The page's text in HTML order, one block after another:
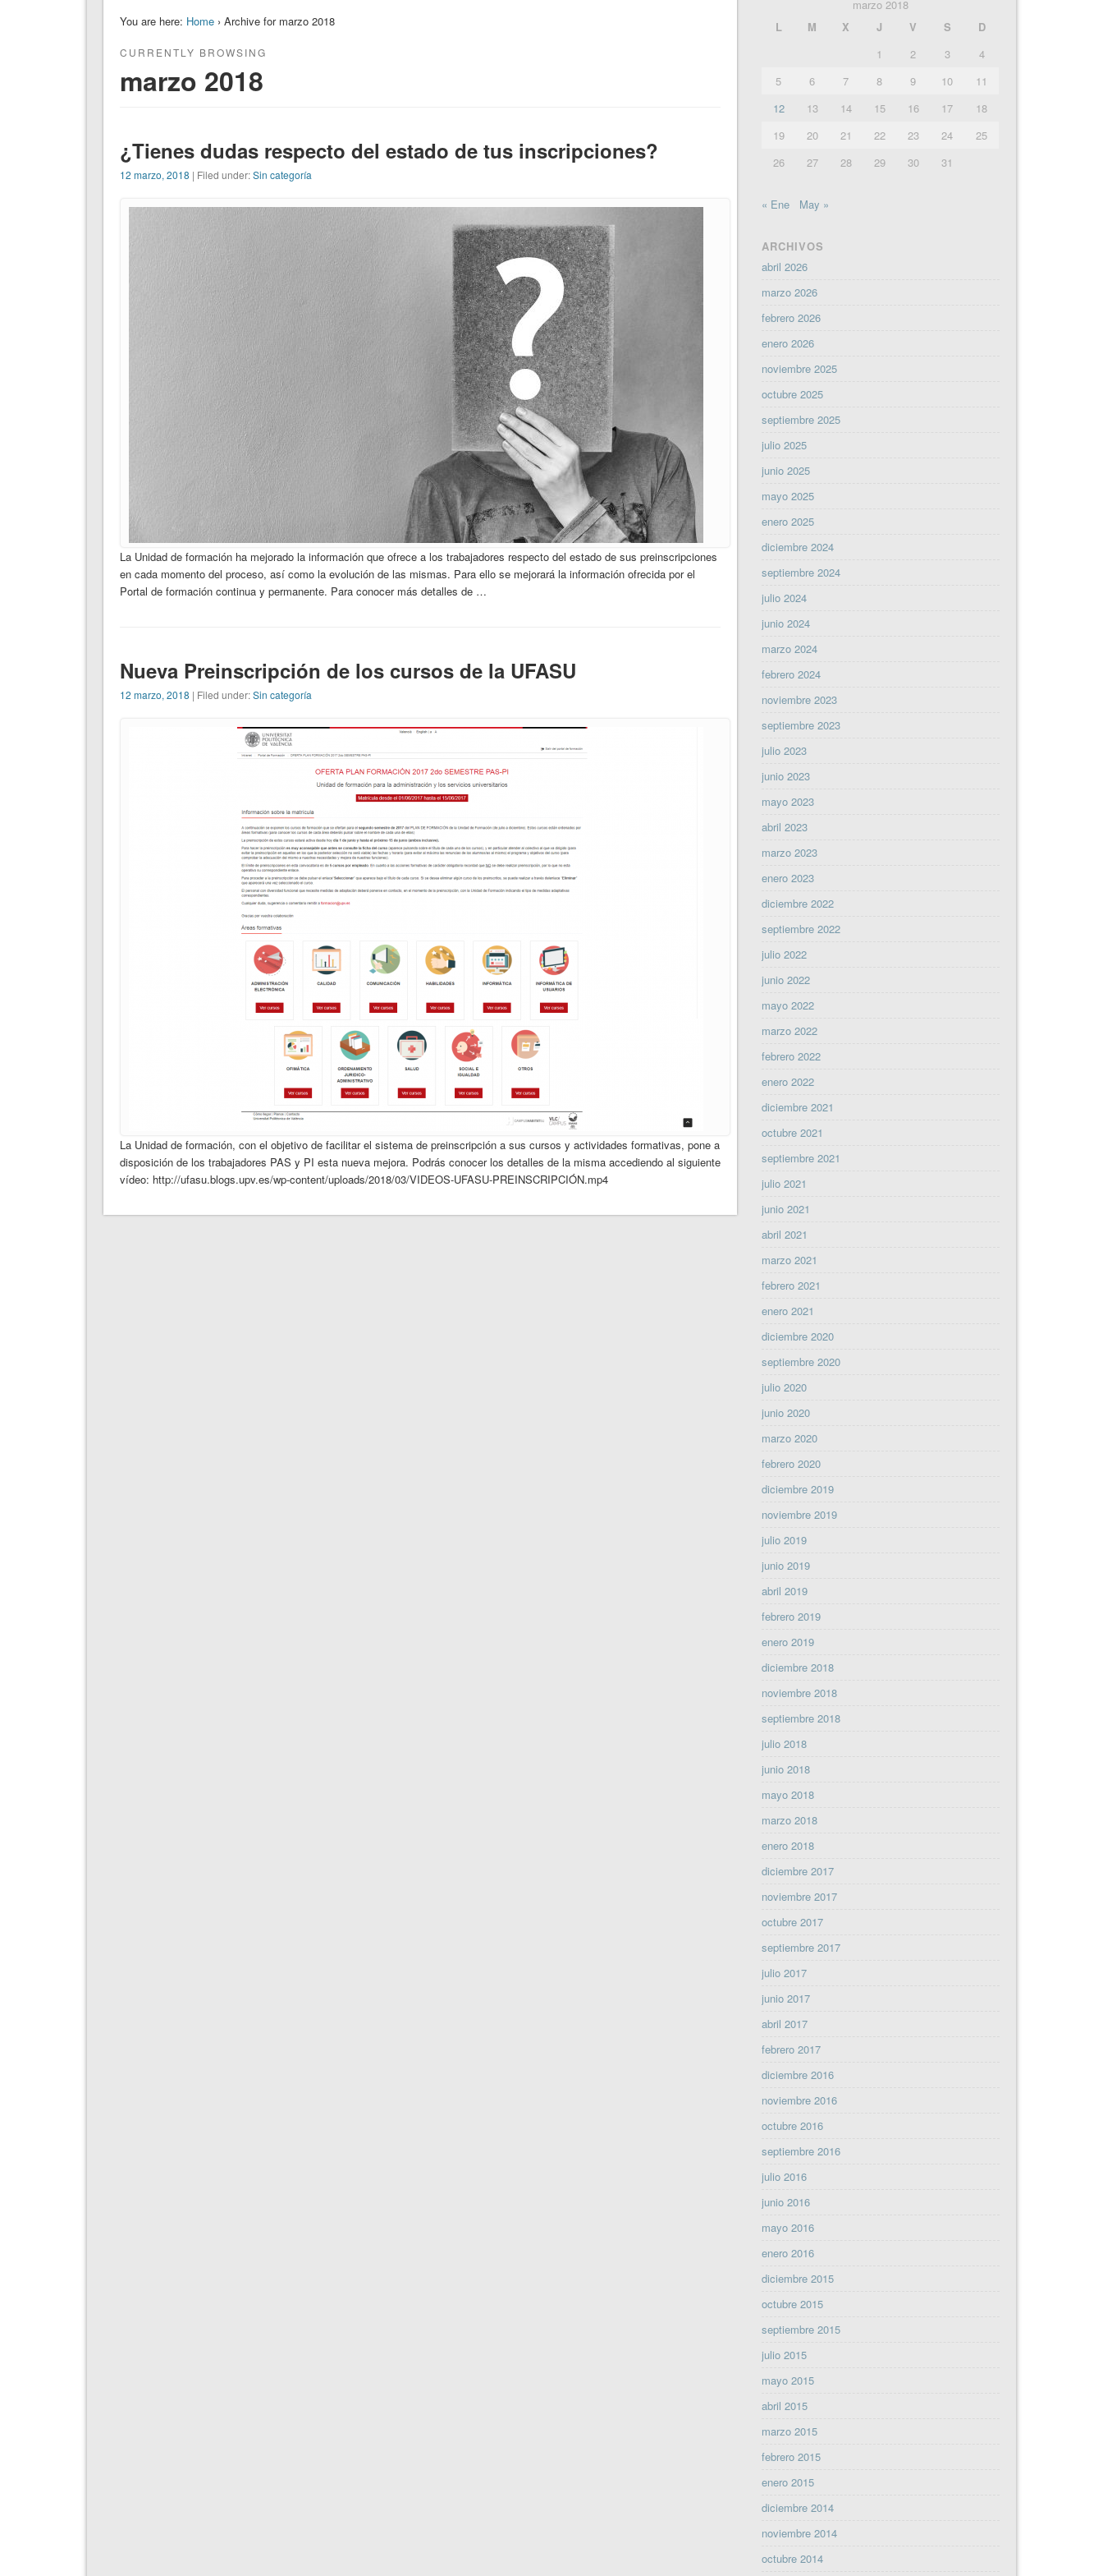
You are here: Home› Archive for marzo 2018
CURRENTLY BROWSING
marzo 2018
¿Tienes dudas respecto del estado de tus inscripciones?
12 marzo, 2018 | Filed under:Sin categoría
La Unidad de formación ha mejorado la información que ofrece a los trabajadores respecto del estado de sus preinscripciones
en cada momento del proceso, así como la evolución de las mismas. Para ello se mejorará la información ofrecida por el
Portal de formación continua y permanente. Para conocer más detalles de …
Nueva Preinscripción de los cursos de la UFASU
12 marzo, 2018 | Filed under:Sin categoría
La Unidad de formación, con el objetivo de facilitar el sistema de preinscripción a sus cursos y actividades formativas, pone a
disposición de los trabajadores PAS y PI esta nueva mejora. Podrás conocer los detalles de la misma accediendo al siguiente
vídeo: http://ufasu.blogs.upv.es/wp-content/uploads/2018/03/VIDEOS-UFASU-PREINSCRIPCIÓN.mp4
marzo 2018
L
M X J V S
D
1
2 3
4
5
6 7 8 9 10
11
12
13 14 15 16 17
18
19
20 21 22 23 24
25
26
27 28 29 30 31
« Ene May »
ARCHIVOS
abril 2026
marzo 2026
febrero 2026
enero 2026
noviembre 2025
octubre 2025
septiembre 2025
julio 2025
junio 2025
mayo 2025
enero 2025
diciembre 2024
septiembre 2024
julio 2024
junio 2024
marzo 2024
febrero 2024
noviembre 2023
septiembre 2023
julio 2023
junio 2023
mayo 2023
abril 2023
marzo 2023
enero 2023
diciembre 2022
septiembre 2022
julio 2022
junio 2022
mayo 2022
marzo 2022
febrero 2022
enero 2022
diciembre 2021
octubre 2021
septiembre 2021
julio 2021
junio 2021
abril 2021
marzo 2021
febrero 2021
enero 2021
diciembre 2020
septiembre 2020
julio 2020
junio 2020
marzo 2020
febrero 2020
diciembre 2019
noviembre 2019
julio 2019
junio 2019
abril 2019
febrero 2019
enero 2019
diciembre 2018
noviembre 2018
septiembre 2018
julio 2018
junio 2018
mayo 2018
marzo 2018
enero 2018
diciembre 2017
noviembre 2017
octubre 2017
septiembre 2017
julio 2017
junio 2017
abril 2017
febrero 2017
diciembre 2016
noviembre 2016
octubre 2016
septiembre 2016
julio 2016
junio 2016
mayo 2016
enero 2016
diciembre 2015
octubre 2015
septiembre 2015
julio 2015
mayo 2015
abril 2015
marzo 2015
febrero 2015
enero 2015
diciembre 2014
noviembre 2014
octubre 2014